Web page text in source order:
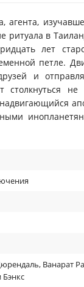
ритуала в
лет
петле.
и
столкнуться
, Ванарат